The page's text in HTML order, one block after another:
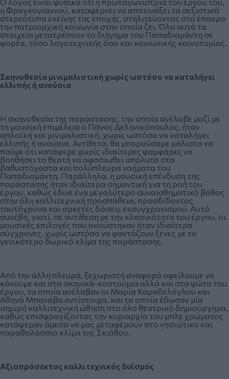
η Φραγκογιαννού, καταφέρνει να αποτινάξει τα σεξιστικά
στερεότυπα εκείνης της εποχής, στηλιτεύοντας στο έπακρο
την πατριαρχική κοινωνία στην οποία ζει. Όλα αυτά τα
στοιχεία μετατρέπουν το διήγημα του Παπαδιαμάντη σε
φορέα, τόσο λογοτεχνικής όσο και κοινωνικής καινοτομίας.
Σκηνοθεσία μινιμαλιστική χωρίς ωστόσο να καταλήγει
ελλιπής ή ανούσια
Η σκηνοθεσία της παράστασης, την οποία ανέλαβε μαζί με
τη μουσική επιμέλεια ο Πάνος Δεληνικόπουλος, ήταν
απλοϊκή και μινιμαλιστική, χωρίς ωστόσο να καταλήγει
ελλιπής ή ανούσια. Αντίθετα, θα μπορούσαμε μάλιστα να
πούμε ότι κατάφερε χωρίς ιδιαίτερες φαμφάρες να
βοηθήσει το θεατή να αφοσιωθεί απόλυτα στα
βαθυστόχαστα και πολύπλευρα νοήματα του
Παπαδιαμάντη. Παράλληλα, η μουσική επένδυση της
παράστασης ήταν ιδιαίτερα σημαντική για τη ροή του
έργου, καθώς έδινε ένα μεγαλύτερο συναισθηματικό βάθος
στην όλη καλλιτεχνική προσπάθεια, προσδίδοντας
ταυτόχρονα και αρκετές δόσεις εκσυγχρονισμού. Αυτό
συνέβη, γιατί, σε αντίθεση με την κλασικότητα του έργου, οι
μουσικές επιλογές που ακούστηκαν ήταν ιδιαίτερα
σύγχρονες, χωρίς ωστόσο να φαντάζουν ξένες με το
γενικότερο δωρικό κλίμα της παράστασης.
Από την άλλη πλευρά, ξεχωριστή αναφορά οφείλουμε να
κάνουμε και στα σκηνικά-κοστούμια αλλά και στα φώτα του
έργου, τα οποία ανέλαβαν οι Μαρία Καραδελόγλου και
Αθηνά Μπανάβα αντίστοιχα, και τα οποία έδωσαν μία
ισχυρή καλλιτεχνική ώθηση στο όλο θεατρικό δημιούργημα,
καθώς επισφραγίζοντας την κυριαρχία του μπλε χρώματος
κατάφεραν άμεσα να μας μεταφέρουν στο νησιώτικο και
παραθαλάσσιο κλίμα της Σκιάθου.
Αξιοπρόσεκτος καλλιτεχνικός δυϊσμός